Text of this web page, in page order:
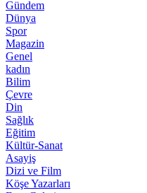
Gündem
Dünya
Spor
Magazin
Genel
kadın
Bilim
Çevre
Din
Sağlık
Eğitim
Kültür-Sanat
Asayiş
Dizi ve Film
Köşe Yazarları